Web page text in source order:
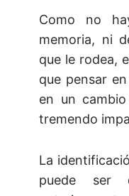
Como no
memoria, ni
que le rodea,
que pensar
en un
tremendo
La
puede ser